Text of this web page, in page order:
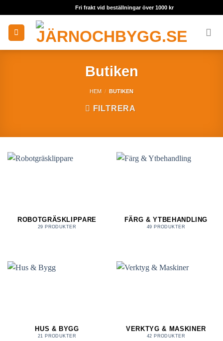
to
content
Fri frakt vid beställningar över 1000 kr
Butiken
HEM / BUTIKEN
FILTRERA
ROBOTGRÄSKLIPPARE
29 PRODUKTER
FÄRG & YTBEHANDLING
49 PRODUKTER
HUS & BYGG
21 PRODUKTER
VERKTYG & MASKINER
42 PRODUKTER